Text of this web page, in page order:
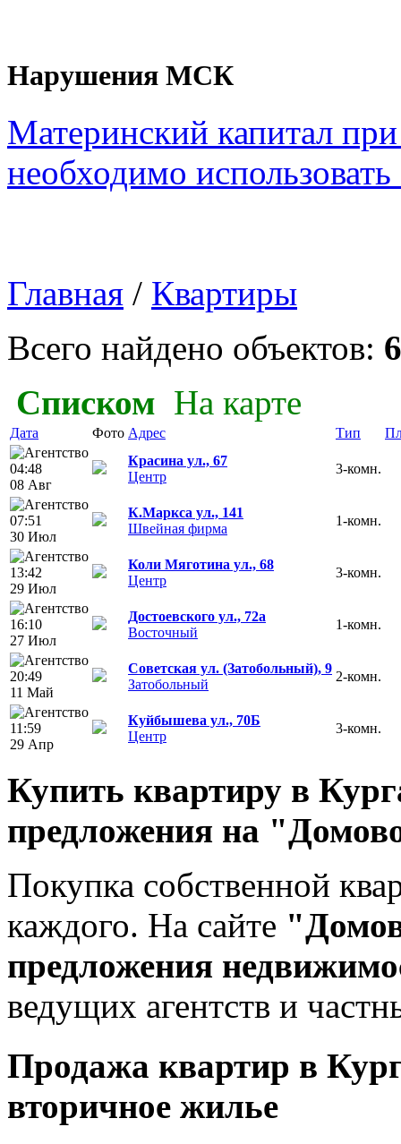
Нарушения МСК
Материнский капитал
необходимо использовать
Главная / Квартиры
Всего найдено объектов: 6
Списком На карте
Дата Фото Адрес Тип
04:48
08 Авг
Красина ул., 67
Центр
3-комн.
07:51
30 Июл
К.Маркса ул., 141
Швейная фирма
1-комн.
13:42
29 Июл
Коли Мяготина ул., 68
Центр
3-комн.
16:10
27 Июл
Достоевского ул., 72а
Восточный
1-комн.
20:49
11 Май
Советская ул. (Затобольный), 9
Затобольный
2-комн.
11:59
29 Апр
Куйбышева ул., 70Б
Центр
3-комн.
Купить квартиру в
предложения на
Покупка собственной
каждого. На сайте
предложения
ведущих агентств и
Продажа квартир в
вторичное жилье